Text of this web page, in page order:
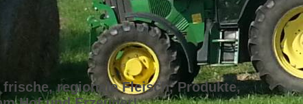
regionale Fleisch, Produkte,